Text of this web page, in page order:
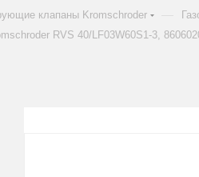
клапаны Kromschroder
RVS 40/LF03W60S1-3,